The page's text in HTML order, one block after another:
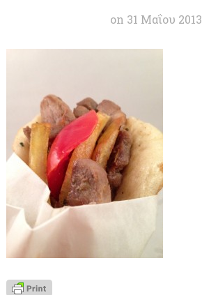
on 31 Μαΐου 2013